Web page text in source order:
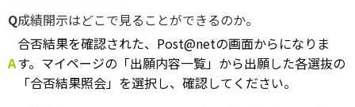
Q成績開示はどこで見ることができるのか。
A
合否結果を確認された、Post@netの画面からになりま
す。マイページの「出願内容一覧」から出願した各選抜の
「合否結果照会」を選択し、確認してください。